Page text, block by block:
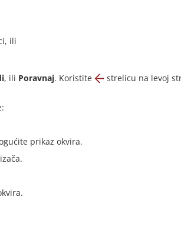
ili
, ili Poravnaj. Koristite
strelicu na levoj
prikaz okvira.